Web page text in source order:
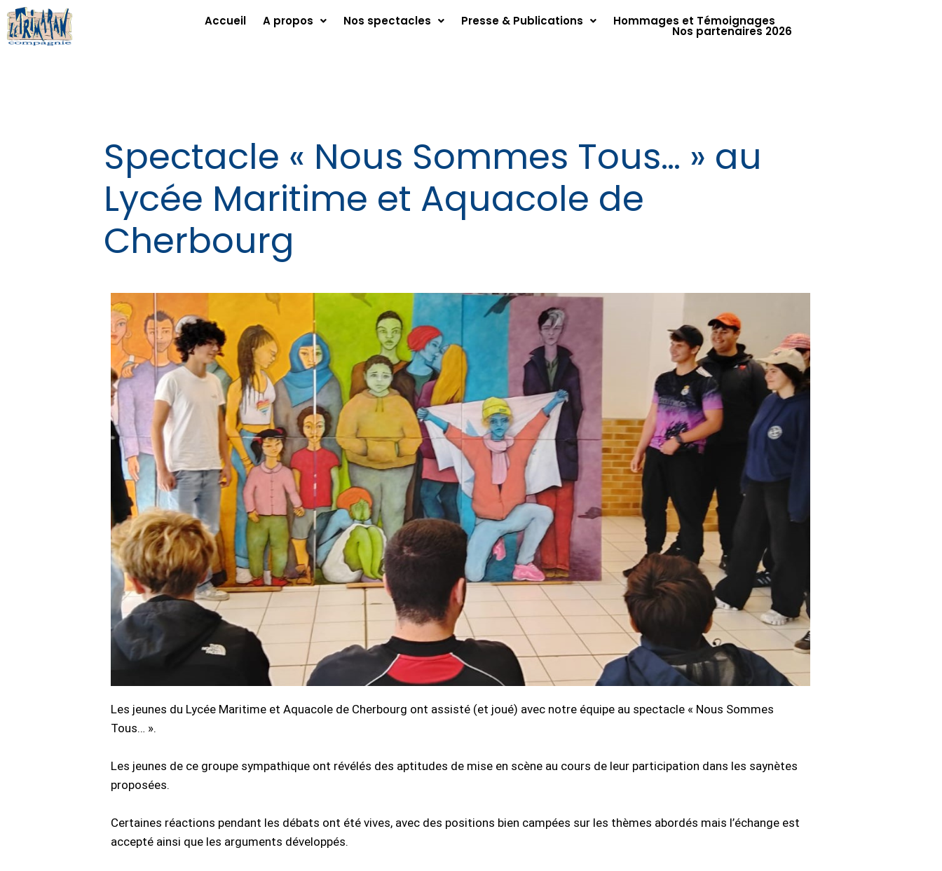
Accueil A propos Nos spectacles Presse & Publications Hommages et Témoignages
Nos partenaires 2026
Spectacle « Nous Sommes Tous… » au
Lycée Maritime et Aquacole de
Cherbourg
Les jeunes du Lycée Maritime et Aquacole de Cherbourg ont assisté (et joué) avec notre équipe au spectacle « Nous Sommes
Tous… ».
Les jeunes de ce groupe sympathique ont révélés des aptitudes de mise en scène au cours de leur participation dans les saynètes
proposées.
Certaines réactions pendant les débats ont été vives, avec des positions bien campées sur les thèmes abordés mais l’échange est
accepté ainsi que les arguments développés.